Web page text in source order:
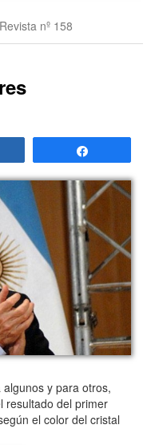
Revista nº 158
y para otros,
resultado del primer
el color del cristal